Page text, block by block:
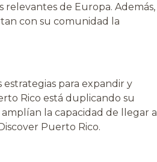
de Europa. Además,
con su comunidad la
para expandir y
Rico está duplicando su
la capacidad de llegar a
Puerto Rico.